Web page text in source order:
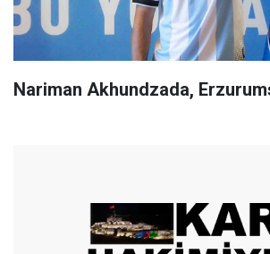
Nariman Akhundzada,